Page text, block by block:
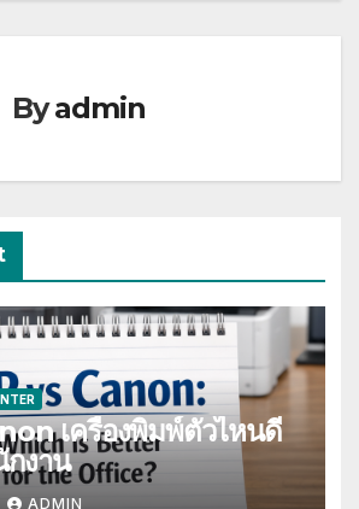
Byadmin
เครื่องพิมพ์ตัวไหนดี
งาน
ADMIN